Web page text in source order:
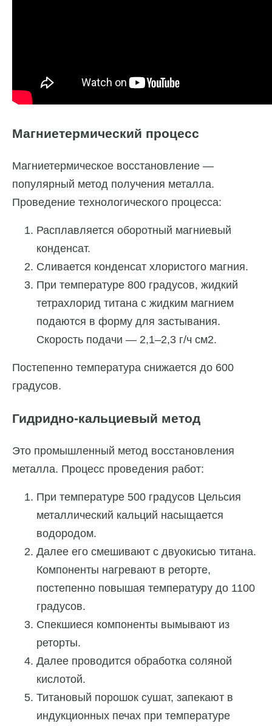
Магниетермический процесс
Магниетермическое восстановление —
популярный метод получения металла.
Проведение технологического процесса:
Расплавляется оборотный магниевый
конденсат.
Сливается конденсат хлористого магния.
При температуре 800 градусов, жидкий
тетрахлорид титана с жидким магнием
подаются в форму для застывания.
Скорость подачи — 2,1–2,3 г/ч см2.
Постепенно температура снижается до 600
градусов.
Гидридно-кальциевый метод
Это промышленный метод восстановления
металла. Процесс проведения работ:
При температуре 500 градусов Цельсия
металлический кальций насыщается
водородом.
Далее его смешивают с двуокисью титана.
Компоненты нагревают в реторте,
постепенно повышая температуру до 1100
градусов.
Спекшиеся компоненты вымывают из
реторты.
Далее проводится обработка соляной
кислотой.
Титановый порошок сушат, запекают в
индукционных печах при температуре